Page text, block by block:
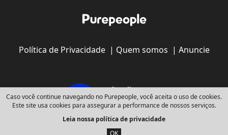
Política de Privacidade| Quem somos | Anuncie
Copyright © 2008 - 2026
Caso você continue navegando no Purepeople, você aceita o uso de cookies.
Este site usa cookies para assegurar a performance de nossos serviços.
Leia nossa política de privacidade
OK